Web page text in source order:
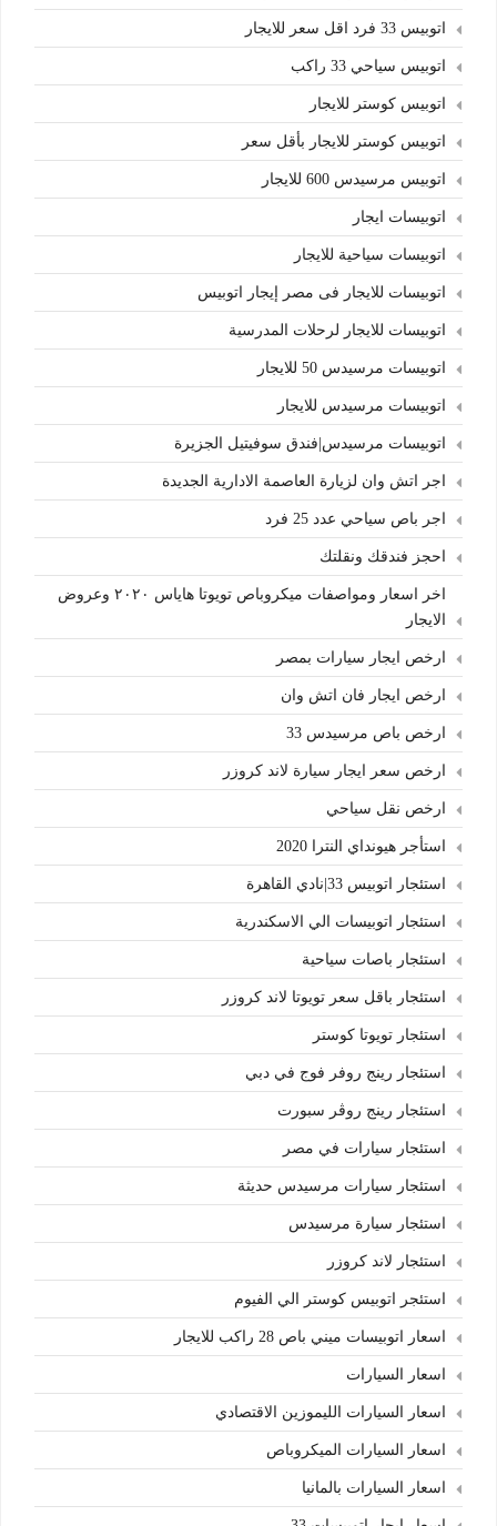
اتوبيس 33 فرد اقل سعر للايجار
اتوبيس سياحي 33 راكب
اتوبيس كوستر للايجار
اتوبيس كوستر للايجار بأقل سعر
اتوبيس مرسيدس 600 للايجار
اتوبيسات ايجار
اتوبيسات سياحية للايجار
اتوبيسات للايجار فى مصر إيجار اتوبيس
اتوبيسات للايجار لرحلات المدرسية
اتوبيسات مرسيدس 50 للايجار
اتوبيسات مرسيدس للايجار
اتوبيسات مرسيدس|فندق سوفيتيل الجزيرة
اجر اتش وان لزيارة العاصمة الادارية الجديدة
اجر باص سياحي عدد 25 فرد
احجز فندقك ونقلتك
اخر اسعار ومواصفات ميكروباص تويوتا هاياس ٢٠٢٠ وعروض
الايجار
ارخص ايجار سيارات بمصر
ارخص ايجار فان اتش وان
ارخص باص مرسيدس 33
ارخص سعر ايجار سيارة لاند كروزر
ارخص نقل سياحي
استأجر هيونداي النترا 2020
استئجار اتوبيس 33|نادي القاهرة
استئجار اتوبيسات الي الاسكندرية
استئجار باصات سياحية
استئجار باقل سعر تويوتا لاند كروزر
استئجار تويوتا كوستر
استئجار رينج روفر فوج في دبي
استئجار رينج روڤر سبورت
استئجار سيارات في مصر
استئجار سيارات مرسيدس حديثة
استئجار سيارة مرسيدس
استئجار لاند كروزر
استئجر اتوبيس كوستر الي الفيوم
اسعار اتوبيسات ميني باص 28 راكب للايجار
اسعار السيارات
اسعار السيارات الليموزين الاقتصادي
اسعار السيارات الميكروباص
اسعار السيارات بالمانيا